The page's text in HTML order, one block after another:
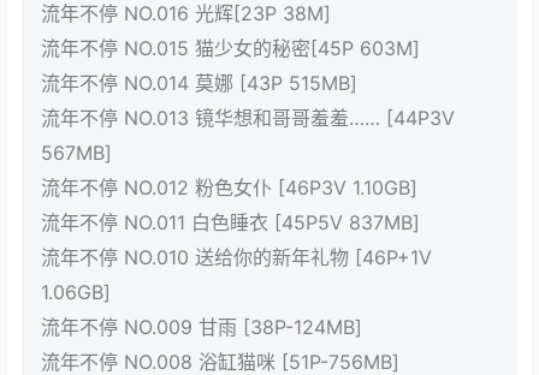
流年不停 NO.016 光辉[23P 38M]
流年不停 NO.015 猫少女的秘密[45P 603M]
流年不停 NO.014 莫娜 [43P 515MB]
流年不停 NO.013 镜华想和哥哥羞羞…… [44P3V
567MB]
流年不停 NO.012 粉色女仆 [46P3V 1.10GB]
流年不停 NO.011 白色睡衣 [45P5V 837MB]
流年不停 NO.010 送给你的新年礼物 [46P+1V
1.06GB]
流年不停 NO.009 甘雨 [38P-124MB]
流年不停 NO.008 浴缸猫咪 [51P-756MB]